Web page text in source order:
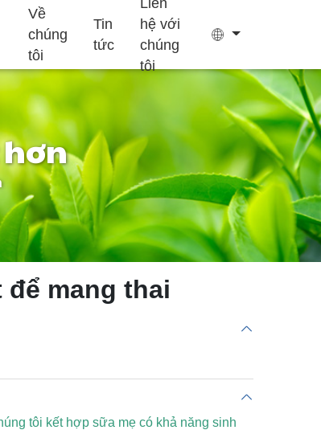
Về
chúng
tôi
Tin
tức
Liên
hệ với
chúng
tôi
trợ
Bổ sung tăng
trưởng trẻ em
Bánh Ejiao
Túi trà Keo
mang thai
tôi kết hợp sữa mẹ có khả năng sinh